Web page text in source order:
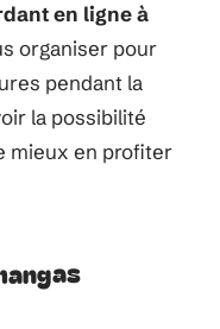
en ligne à
organiser pour
pendant la
la possibilité
mieux en profiter